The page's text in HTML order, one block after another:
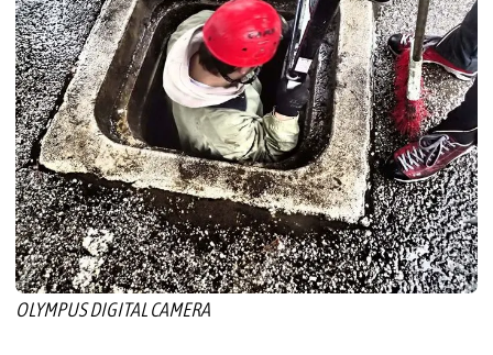
OLYMPUS DIGITAL CAMERA